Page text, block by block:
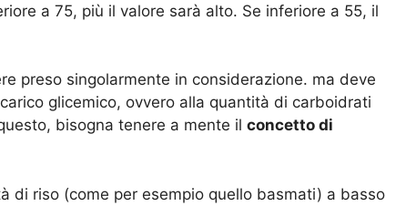
a 75, più il valore sarà alto. Se inferiore a 55, il
preso singolarmente in considerazione. ma deve
glicemico, ovvero alla quantità di carboidrati
bisogna tenere a mente il concetto di
di riso (come per esempio quello basmati) a basso